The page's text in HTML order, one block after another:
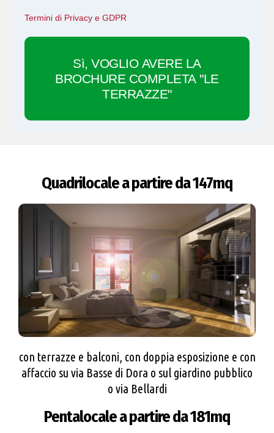
Termini di Privacy e GDPR
Sì, VOGLIO AVERE LA
BROCHURE COMPLETA "LE
TERRAZZE"
Quadrilocale a partire da 147mq
con terrazze e balconi, con doppia esposizione e con
affaccio su via Basse di Dora o sul giardino pubblico
o via Bellardi
Pentalocale a partire da 181mq